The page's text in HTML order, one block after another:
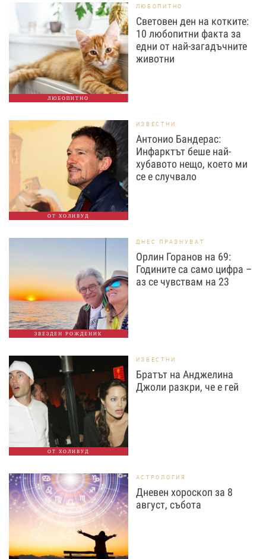
ЛЮБОПИТНО
ЛЮБОПИТНО
Световен ден на котките:
10 любопитни факта за
едни от най-загадъчните
животни
ОТ ХОЛИВУД
ИЗВЕСТНИ
Антонио Бандерас:
Инфарктът беше най-
хубавото нещо, което ми
се е случвало
ЗВЕЗДЕН РОЖДЕНИК
ДНЕС ПРАЗНУВАТ
Орлин Горанов на 69:
Годините са само цифра –
аз се чувствам на 23
ОТ ХОЛИВУД
ИЗВЕСТНИ
Братът на Анджелина
Джоли разкри, че е гей
АСТРОЛОГИЯ
Дневен хороскоп за 8
август, събота